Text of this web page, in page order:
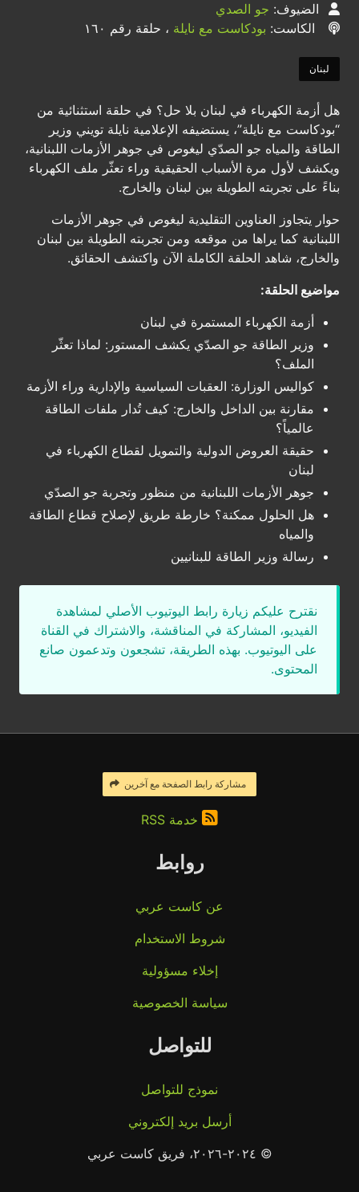
الضيوف: جو الصدي
الكاست: بودكاست مع نايلة ، حلقة رقم ١٦٠
لبنان
هل أزمة الكهرباء في لبنان بلا حل؟ في حلقة استثنائية من
“بودكاست مع نايلة”، يستضيفه الإعلامية نايلة تويني وزير
الطاقة والمياه جو الصدّي ليغوص في جوهر الأزمات اللبنانية،
ويكشف لأول مرة الأسباب الحقيقية وراء تعثّر ملف الكهرباء
بناءً على تجربته الطويلة بين لبنان والخارج.
حوار يتجاوز العناوين التقليدية ليغوص في جوهر الأزمات
اللبنانية كما يراها من موقعه ومن تجربته الطويلة بين لبنان
والخارج، شاهد الحلقة الكاملة الآن واكتشف الحقائق.
مواضيع الحلقة:
أزمة الكهرباء المستمرة في لبنان
وزير الطاقة جو الصدّي يكشف المستور: لماذا تعثّر
الملف؟
كواليس الوزارة: العقبات السياسية والإدارية وراء الأزمة
مقارنة بين الداخل والخارج: كيف تُدار ملفات الطاقة
عالمياً؟
حقيقة العروض الدولية والتمويل لقطاع الكهرباء في
لبنان
جوهر الأزمات اللبنانية من منظور وتجربة جو الصدّي
هل الحلول ممكنة؟ خارطة طريق لإصلاح قطاع الطاقة
والمياه
رسالة وزير الطاقة للبنانيين
نقترح عليكم زيارة رابط اليوتيوب الأصلي لمشاهدة
الفيديو، المشاركة في المناقشة، والاشتراك في القناة
على اليوتيوب. بهذه الطريقة، تشجعون وتدعمون صانع
المحتوى.
مشاركة رابط الصفحة مع آخرين
خدمة RSS
روابط
عن كاست عربي
شروط الاستخدام
إخلاء مسؤولية
سياسة الخصوصية
للتواصل
نموذج للتواصل
أرسل بريد إلكتروني
© ٢٠٢٤-٢٠٢٦، فريق كاست عربي